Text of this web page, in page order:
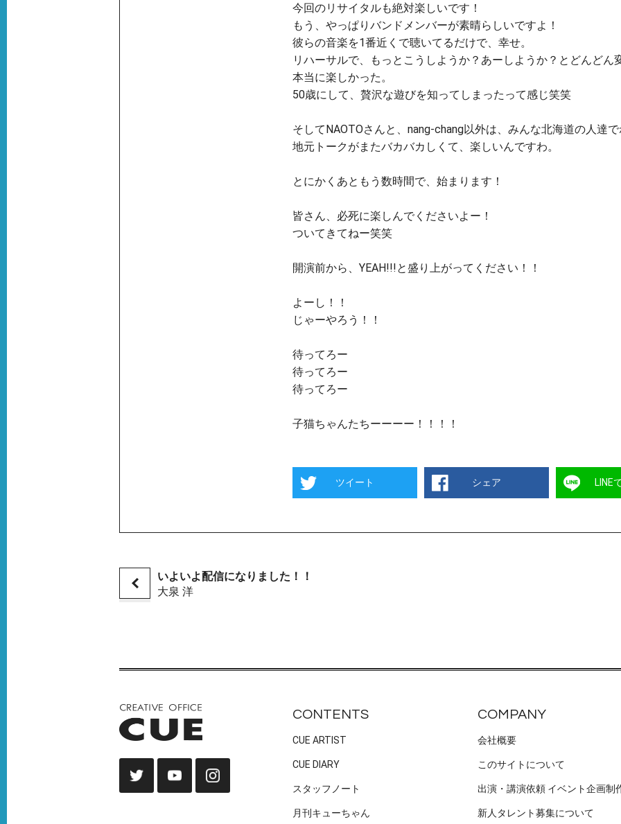
今回のリサイタルも絶対楽しいです！
もう、やっぱりバンドメンバーが素晴らしいですよ！
彼らの音楽を1番近くで聴いてるだけで、幸せ。
リハーサルで、もっとこうしようか？あーしようか？とどんどん
本当に楽しかった。
50歳にして、贅沢な遊びを知ってしまったって感じ笑笑
そしてNAOTOさんと、nang-chang以外は、みんな北海道の人達
地元トークがまたバカバカしくて、楽しいんですわ。
とにかくあともう数時間で、始まります！
皆さん、必死に楽しんでくださいよー！
ついてきてねー笑笑
開演前から、YEAH!!!と盛り上がってください！！
よーし！！
じゃーやろう！！
待ってろー
待ってろー
待ってろー
子猫ちゃんたちーーーー！！！！
ツイート シェア LINE
いよいよ配信になりました！！
大泉 洋
CONTENTS
CUE ARTIST
CUE DIARY
スタッフノート
月刊キューちゃん
COMPANY
会社概要
このサイトについて
出演・講演依頼 イベント企画制
新人タレント募集について